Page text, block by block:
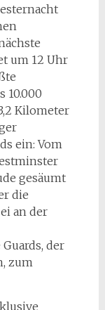
um 12 Uhr
10.000
Kilometer
ein: Vom
gesäumt
die
an der
der
zum